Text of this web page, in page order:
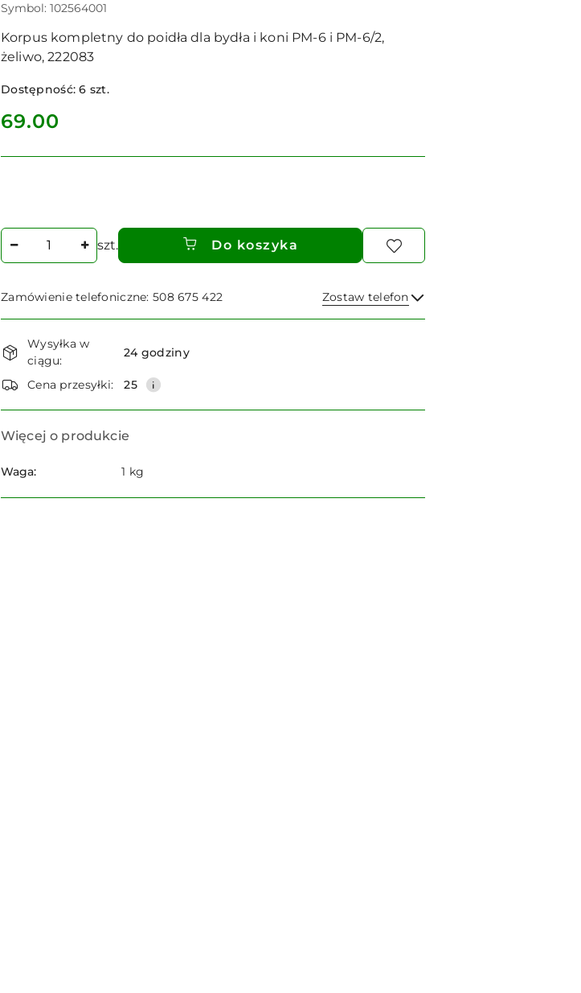
Symbol: 102564001
Korpus kompletny do poidła dla bydła i koni PM-6 i PM-6/2,
żeliwo, 222083
Dostępność:6 szt.
cena:
69.00
Ilość
szt. Do koszyka
Zamówienie telefoniczne: 508 675 422 Zostaw telefon
Wyślij
Dostępność
i
dostawa
Wysyłka w
ciągu:
24 godziny
Cena przesyłki: 25
Więcej o produkcie
Waga: 1 kg